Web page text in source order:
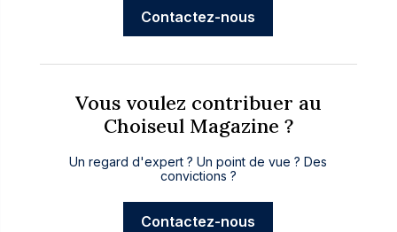
Contactez-nous
Vous voulez contribuer au
Choiseul Magazine ?
Un regard d'expert ? Un point de vue ? Des
convictions ?
Contactez-nous